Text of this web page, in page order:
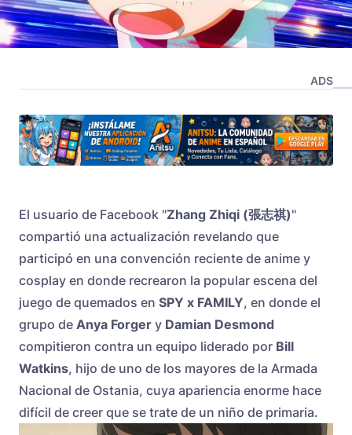
ADS
El usuario de Facebook "Zhang Zhiqi (張志祺)"
compartió una actualización revelando que
participó en una convención reciente de anime y
cosplay en donde recrearon la popular escena del
juego de quemados en SPY x FAMILY, en donde el
grupo de Anya Forger y Damian Desmond
compitieron contra un equipo liderado por Bill
Watkins, hijo de uno de los mayores de la Armada
Nacional de Ostania, cuya apariencia enorme hace
difícil de creer que se trate de un niño de primaria.